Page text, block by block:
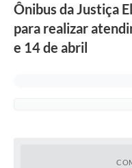
Ônibus da Justiça
para realizar
e 14 de abril